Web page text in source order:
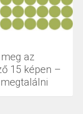
az
15 képen –